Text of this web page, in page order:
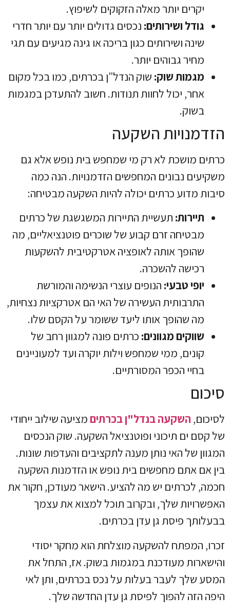
יקרים יותר מאלה הזקוקים לשיפוץ.
גודל ושירותים: נכסים גדולים יותר עם יותר חדרי
שינה ושירותים כגון בריכה או גינה מגיעים עם תגי
מחיר גבוהים יותר.
מגמות שוק: שוק הנדל"ן בכרתים, כמו בכל מקום
אחר, יכול לחוות תנודות. חשוב להתעדכן במגמות
בשוק.
הזדמנויות השקעה
כרתים מושכת לא רק מי שמחפש בית נופש אלא גם
משקיעים נבונים המחפשים הזדמנויות. הנה כמה
סיבות מדוע כרתים יכולה להיות השקעה מבטיחה:
תיירות: תעשיית התיירות המשגשגת של כרתים
מבטיחה זרם קבוע של שוכרים פוטנציאליים, מה
שהופך אותה לאופציה אטרקטיבית להשקעות
רכישה להשכרה.
יופי טבעי: הנופים עוצרי הנשימה והמורשת
התרבותית העשירה של האי הם אטרקציות נצחיות,
מה שהופך אותו ליעד ששומר על הקסם שלו.
שווקים מגוונים: כרתים פונה למגוון רחב של
קונים, ממי שמחפש וילות יוקרה ועד למעוניינים
בחיי הכפר המסורתיים.
סיכום
לסיכום, השקעה בנדל"ן בכרתיםמציעה שילוב ייחודי
של קסם ים תיכוני ופוטנציאל השקעה. שוק הנכסים
המגוון של האי נותן מענה לתקציבים והעדפות שונות.
בין אם אתם מחפשים בית נופש או הזדמנות השקעה
חכמה, לכרתים יש מה להציע. הישאר מעודכן, חקור את
האפשרויות שלך, ובקרוב תוכל למצוא את עצמך
בבעלותך פיסת גן עדן בכרתים.
זכרו, המפתח להשקעה מוצלחת הוא מחקר יסודי
והישארות מעודכנת במגמות בשוק. אז, התחל את
המסע שלך לעבר בעלות על נכס בכרתים, ותן לאי
היפה הזה להפוך לפיסת גן עדן החדשה שלך.